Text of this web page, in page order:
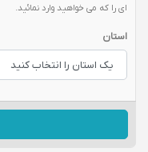
ای را که می خواهید وارد نمائید.
استان